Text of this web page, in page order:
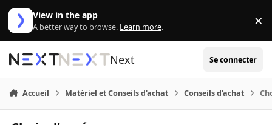
Aller au contenu
View in the app
A better way to browse. Learn more. ×
Next Se connecter
Accueil Matériel et Conseils d'achat Conseils d'achat